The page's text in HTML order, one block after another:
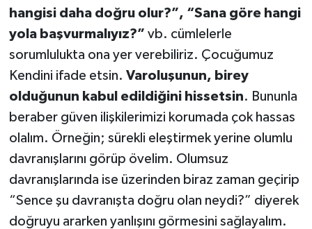
hangisi daha doğru olur?”, “Sana göre hangi
yola başvurmalıyız?” vb. cümlelerle
sorumlulukta ona yer verebiliriz. Çocuğumuz
Kendini ifade etsin. Varoluşunun, birey
olduğunun kabul edildiğini hissetsin. Bununla
beraber güven ilişkilerimizi korumada çok hassas
olalım. Örneğin; sürekli eleştirmek yerine olumlu
davranışlarını görüp övelim. Olumsuz
davranışlarında ise üzerinden biraz zaman geçirip
“Sence şu davranışta doğru olan neydi?” diyerek
doğruyu ararken yanlışını görmesini sağlayalım.